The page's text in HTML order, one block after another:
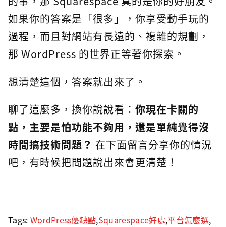
如果你的答案是「很多」，你享受動手玩的
過程，而且對網站有長遠的、複雜的規劃，
那 WordPress 的世界正等著你探索。
想清楚這個，答案就出來了。
聊了這麼多，換你說說看： 你現在卡關的
點，主要是怕功能不夠用，還是單純覺得沒
時間搞技術問題？ 在下面留言分享你的情況
吧，有時候把問題說出來會更清楚！
Tags: WordPress優缺點,Squarespace好處,平台怎麼選,